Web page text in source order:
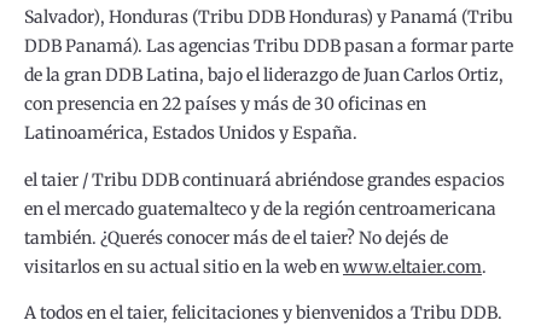
Salvador), Honduras (Tribu DDB Honduras) y Panamá (Tribu
DDB Panamá). Las agencias Tribu DDB pasan a formar parte
de la gran DDB Latina, bajo el liderazgo de Juan Carlos Ortiz,
con presencia en 22 países y más de 30 oficinas en
Latinoamérica, Estados Unidos y España.
el taier / Tribu DDB continuará abriéndose grandes espacios
en el mercado guatemalteco y de la región centroamericana
también. ¿Querés conocer más de el taier? No dejés de
visitarlos en su actual sitio en la web enwww.eltaier.com.
A todos en el taier, felicitaciones y bienvenidos a Tribu DDB.